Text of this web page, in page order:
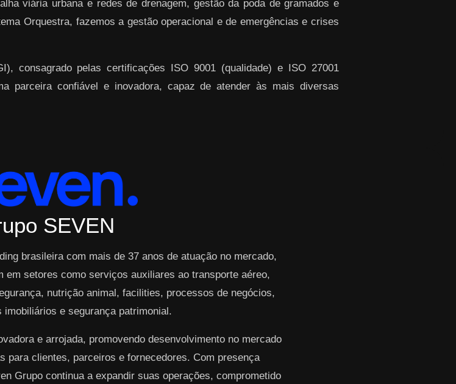
viária urbana e redes de drenagem, gestão da poda de gramados e
Orquestra, fazemos a gestão operacional e de emergências e crises
consagrado pelas certificações ISO 9001 (qualidade) e ISO 27001
parceira confiável e inovadora, capaz de atender às mais diversas
SEVEN
brasileira com mais de 37 anos de atuação no mercado,
em setores como serviços auxiliares ao transporte aéreo,
nutrição animal, facilities, processos de negócios,
imobiliários e segurança patrimonial.
e arrojada, promovendo desenvolvimento no mercado
para clientes, parceiros e fornecedores. Com presença
Grupo continua a expandir suas operações, comprometido